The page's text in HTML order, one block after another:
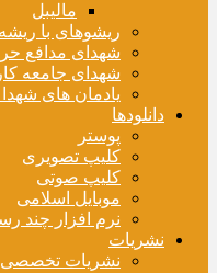
مالیبل
ریشوهای با ریشه
شهدای مدافع
شهدای جامعه
یادمان های
دانلودها
پوستر
کلیپ تصویری
کلیپ صوتی
موبایل اسلامی
نرم افزار چند
نشریات
نشریات تخصصی